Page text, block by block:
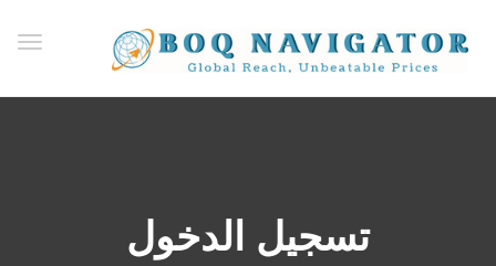
تسجيل الدخول